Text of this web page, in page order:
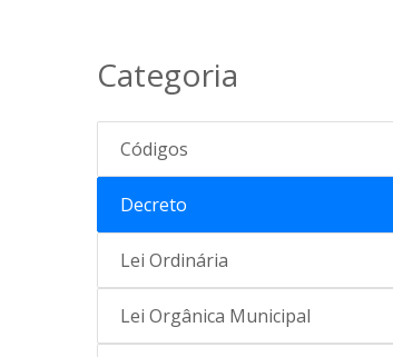
Categoria
Códigos
Decreto
Lei Ordinária
Lei Orgânica Municipal